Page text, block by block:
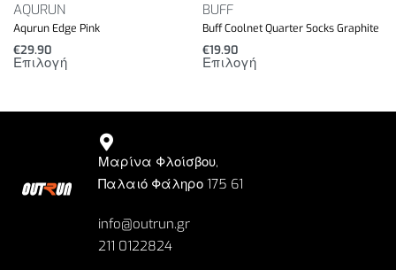
AQURUN
Aqurun Edge Pink
€29.90
Επιλογή
BUFF
Buff Coolnet Quarter Socks Graphite
€19.90
Επιλογή
Μαρίνα Φλοίσβου,
Παλαιό Φάληρο 175 61
info@outrun.gr
211 0122824